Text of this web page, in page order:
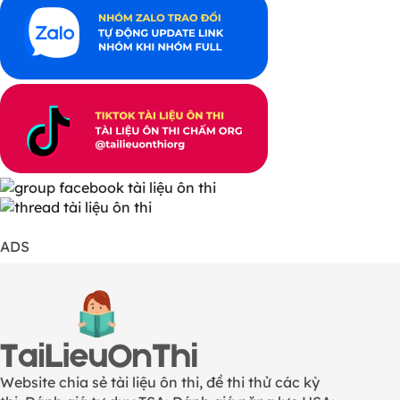
ADS
Website chia sẻ tài liệu ôn thi, đề thi thử các kỳ